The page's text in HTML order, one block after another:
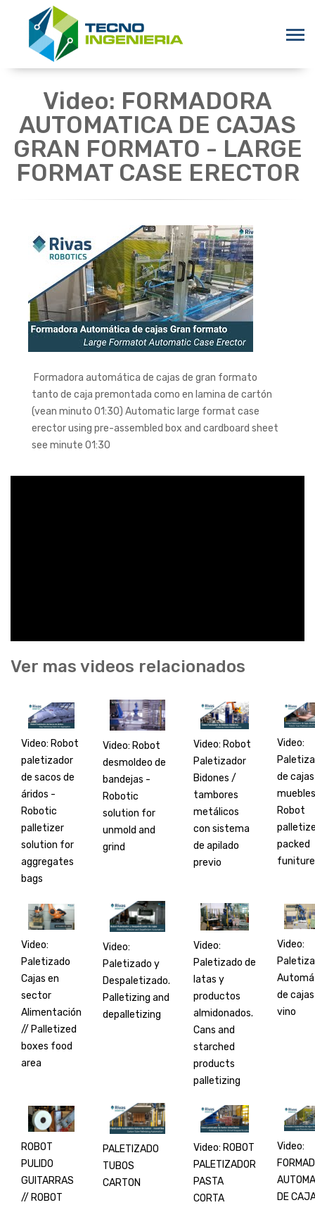
Video: FORMADORA
AUTOMATICA DE CAJAS
GRAN FORMATO - LARGE
FORMAT CASE ERECTOR
Formadora automática de cajas de gran formato
tanto de caja premontada como en lamina de cartón
(vean minuto 01:30) Automatic large format case
erector using pre-assembled box and cardboard sheet
see minute 01:30
Ver mas videos relacionados
Video: Robot
paletizador
de sacos de
áridos -
Robotic
palletizer
solution for
aggregates
bags
Video: Robot
desmoldeo de
bandejas -
Robotic
solution for
unmold and
grind
Video: Robot
Paletizador
Bidones /
tambores
metálicos
con sistema
de apilado
previo
Video:
de
Robot
packed
funiture
Video:
Paletizado
Cajas en
sector
Alimentación
// Palletized
boxes food
area
Video:
Paletizado y
Despaletizado.
Palletizing and
depalletizing
Video:
Paletizado de
latas y
productos
almidonados.
Cans and
starched
products
palletizing
Video:
de
vino
ROBOT
PULIDO
GUITARRAS
// ROBOT
PALETIZADO
TUBOS
CARTON
Video: ROBOT
PALETIZADOR
PASTA
CORTA
Video:
DE